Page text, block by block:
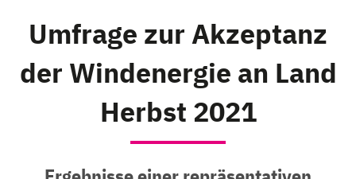
Umfrage zur Akzeptanz
der Windenergie an Land
Herbst 2021